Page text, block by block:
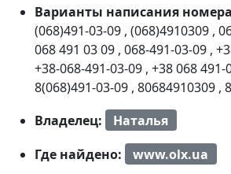
Варианты написания
(068)491-03-09 , (068)4910309 ,
068 491 03 09 , 068-491-03-09 ,
+38-068-491-03-09 , +38 068 491-
8(068)491-03-09 , 80684910309 ,
Владелец:
Наталья
Где найдено:
www.olx.ua